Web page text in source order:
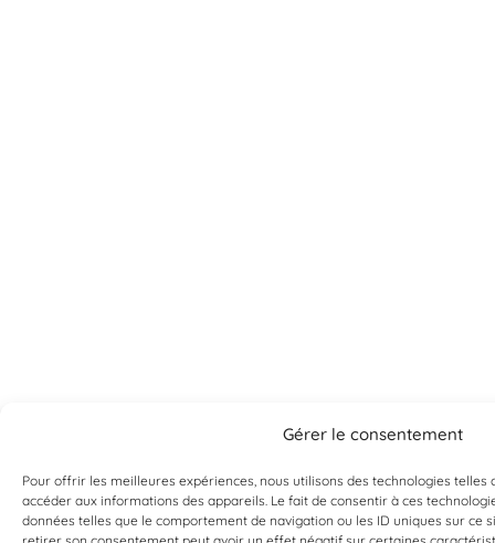
Gérer le consentement
Pour offrir les meilleures expériences, nous utilisons des technologies
accéder aux informations des appareils. Le fait de consentir à ces
données telles que le comportement de navigation ou les ID uniques sur ce
Can't find what you're looking for?